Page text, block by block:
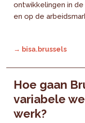
ontwikkelingen in
en op de
→ bisa.brussels
Hoe gaan
variabele
werk?